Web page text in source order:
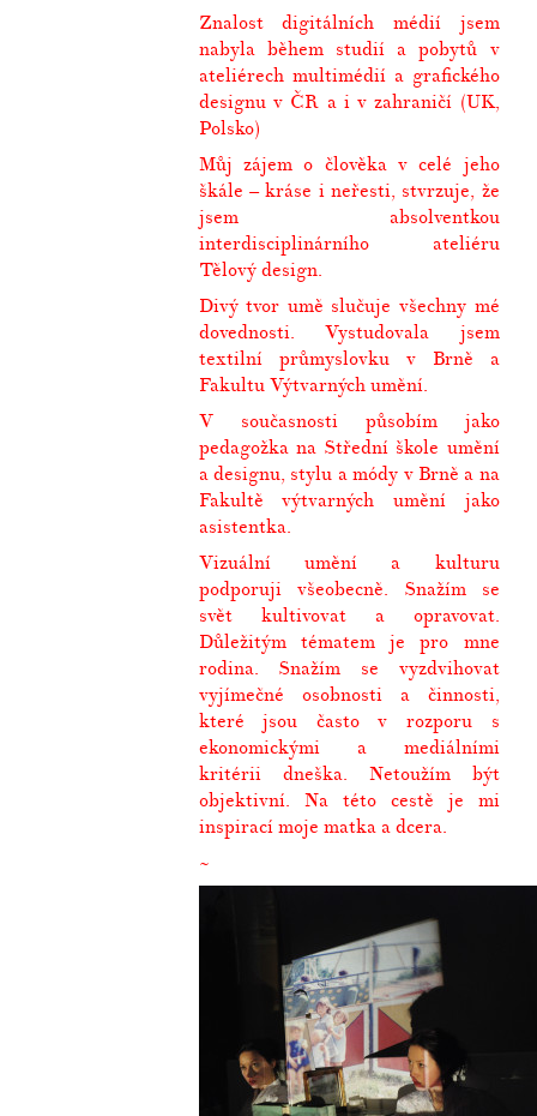
Znalost digitálních médií jsem
nabyla během studií a pobytů v
ateliérech multimédií a grafického
designu v ČR a i v zahraničí (UK,
Polsko)
Můj zájem o člověka v celé jeho
škále – kráse i neřesti, stvrzuje, že
jsem absolventkou
interdisciplinárního ateliéru
Tělový design.
Divý tvor umě slučuje všechny mé
dovednosti. Vystudovala jsem
textilní průmyslovku v Brně a
Fakultu Výtvarných umění.
V současnosti působím jako
pedagožka na Střední škole umění
a designu, stylu a módy v Brně a na
Fakultě výtvarných umění jako
asistentka.
Vizuální umění a kulturu
podporuji všeobecně. Snažím se
svět kultivovat a opravovat.
Důležitým tématem je pro mne
rodina. Snažím se vyzdvihovat
vyjímečné osobnosti a činnosti,
které jsou často v rozporu s
ekonomickými a mediálními
kritérii dneška. Netoužím být
objektivní. Na této cestě je mi
inspirací moje matka a dcera.
~